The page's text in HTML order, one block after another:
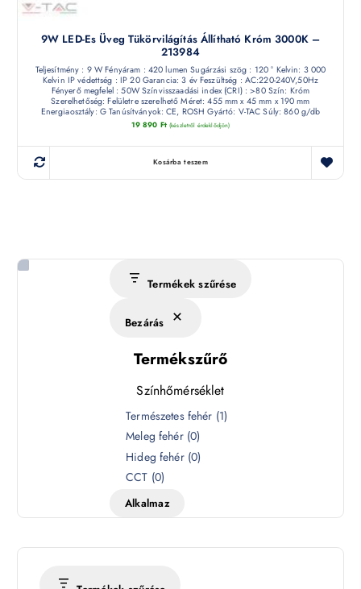
9W LED-Es Üveg Tükörvilágítás Állítható Króm 3000K –
213984
Teljesítmény : 9 W Fényáram : 420 lumen Sugárzási szög : 120 ° Kelvin: 3 000
Kelvin IP védettség : IP 20 Garancia: 3 év Feszültség : AC:220-240V,50Hz
Fényerő megfelel : 50W Színvisszaadási index (CRI) : >80 Szín: Króm
Szerelhetőség: Felületre szerelhető Méret: 455 mm x 45 mm x 190 mm
Energiaosztály: G Tanúsítványok: CE, ROSH Gyártó: V-TAC Súly: 860 g/db
19 890 Ft (készletről érdeklődjön)
Kosárba teszem
Termékek szűrése
Bezárás
Termékszűrő
Színhőmérséklet
é
s
Természetes fehér (1)
Meleg fehér (0)
Hideg fehér (0)
CCT (0)
Alkalmaz